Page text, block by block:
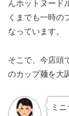
んホットヌード
くまでも一時の
なっています。
そこで、今店頭
のカップ麺を大
ミ